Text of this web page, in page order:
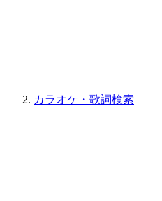
カラオケ・歌詞検索